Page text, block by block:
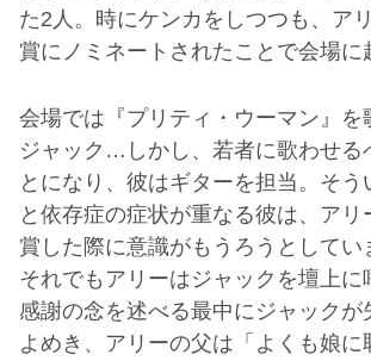
た2人。時にケンカをしつつも、ア
賞にノミネートされたことで会場に
会場では『プリティ・ウーマン』を
ジャック…しかし、若者に歌わせる
とになり、彼はギターを担当。そう
と依存症の症状が重なる彼は、アリ
賞した際に意識がもうろうとしてい
それでもアリーはジャックを壇上に
感謝の念を述べる最中にジャックが
よめき、アリーの父は「よくも娘に